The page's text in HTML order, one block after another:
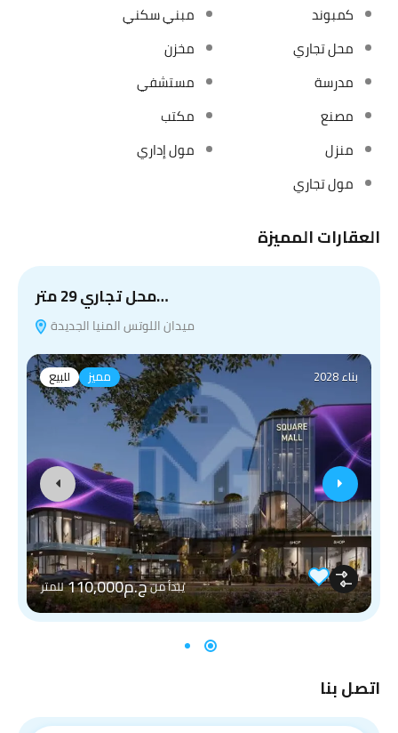
كمبوند
مبني سكني
محل تجاري
مخزن
مدرسة
مستشفي
مصنع
مكتب
منزل
مول إداري
مول تجاري
العقارات المميزة
محل تجاري 29 متر…
ميدان اللوتس المنيا الجديدة
للبيع مميز بناء 2028
يبدأ منج.م110,000 للمتر
اتصل بنا